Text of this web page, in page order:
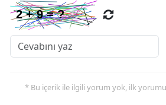
* Bu içerik ile ilgili yorum yok, ilk yorumu